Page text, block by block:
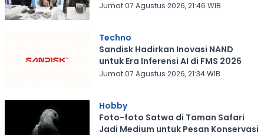
Jumat 07 Agustus 2026, 21:46 WIB
Techno
Sandisk Hadirkan Inovasi NAND
untuk Era Inferensi AI di FMS 2026
Jumat 07 Agustus 2026, 21:34 WIB
Hobby
Foto-foto Satwa di Taman Safari
Jadi Medium untuk Pesan Konservasi